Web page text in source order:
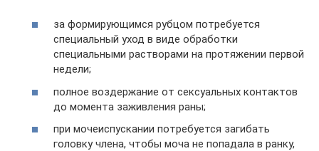
за формирующимся рубцом потребуется
специальный уход в виде обработки
специальными растворами на протяжении первой
недели;
полное воздержание от сексуальных контактов
до момента заживления раны;
при мочеиспускании потребуется загибать
головку члена, чтобы моча не попадала в ранку,